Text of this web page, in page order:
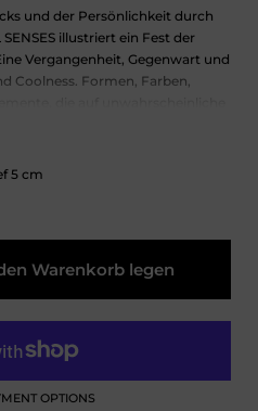
und der Persönlichkeit durch
illustriert ein Fest der
Vergangenheit, Gegenwart und
Coolness. Formen, Farben,
werden, um die Sinne
verschiedenen Designs mit den
Rückseite ist blau)
5 cm
Warenkorb legen
OPTIONS